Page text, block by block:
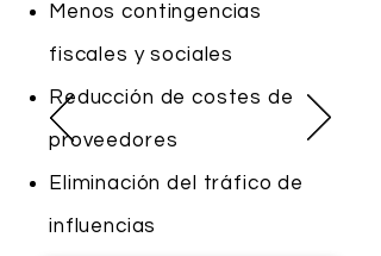
Menos contingencias
fiscales y sociales
Reducción de costes de
proveedores
Eliminación del tráfico de
influencias